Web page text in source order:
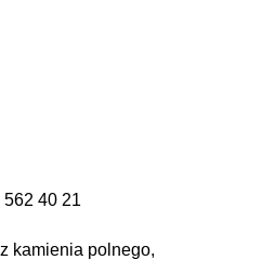
40 21
kamienia polnego,